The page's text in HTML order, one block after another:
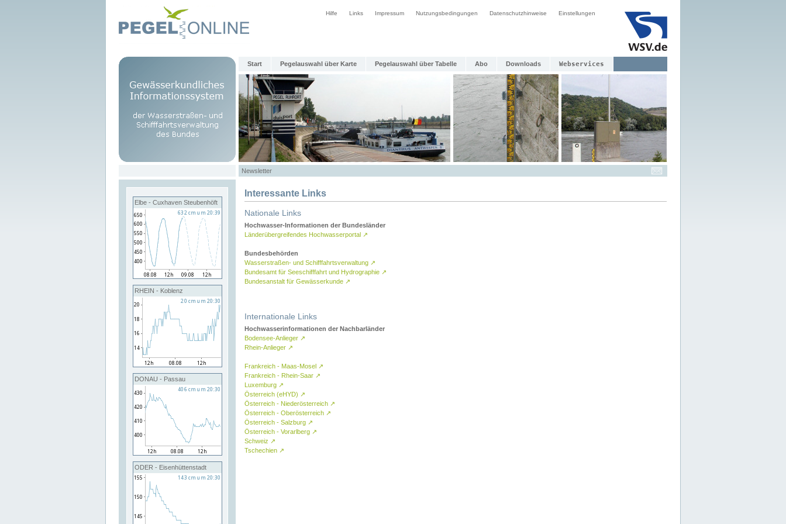
Hilfe Links Impressum Nutzungsbedingungen Datenschutzhinweise Einstellungen
Start Pegelauswahl über Karte Pegelauswahl über Tabelle Abo Downloads Webservices
Newsletter
Elbe - Cuxhaven Steubenhöft
RHEIN - Koblenz
DONAU - Passau
ODER - Eisenhüttenstadt
Interessante Links
Nationale Links
Hochwasser-Informationen der Bundesländer
Länderübergreifendes Hochwasserportal ↗
Bundesbehörden
Wasserstraßen- und Schifffahrtsverwaltung ↗
Bundesamt für Seeschifffahrt und Hydrographie ↗
Bundesanstalt für Gewässerkunde ↗
Internationale Links
Hochwasserinformationen der Nachbarländer
Bodensee-Anlieger ↗
Rhein-Anlieger ↗
Frankreich - Maas-Mosel ↗
Frankreich - Rhein-Saar ↗
Luxemburg ↗
Österreich (eHYD) ↗
Österreich - Niederösterreich ↗
Österreich - Oberösterreich ↗
Österreich - Salzburg ↗
Österreich - Vorarlberg ↗
Schweiz ↗
Tschechien ↗